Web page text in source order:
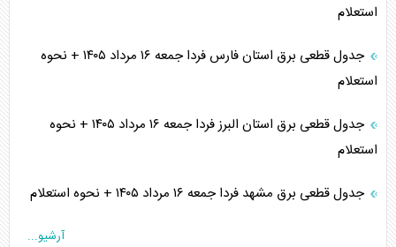
استعلام
جدول قطعی برق استان فارس فردا جمعه ۱۶ مرداد ۱۴۰۵ + نحوه
استعلام
جدول قطعی برق استان البرز فردا جمعه ۱۶ مرداد ۱۴۰۵ + نحوه
استعلام
جدول قطعی برق مشهد فردا جمعه ۱۶ مرداد ۱۴۰۵ + نحوه استعلام
آرشیو...